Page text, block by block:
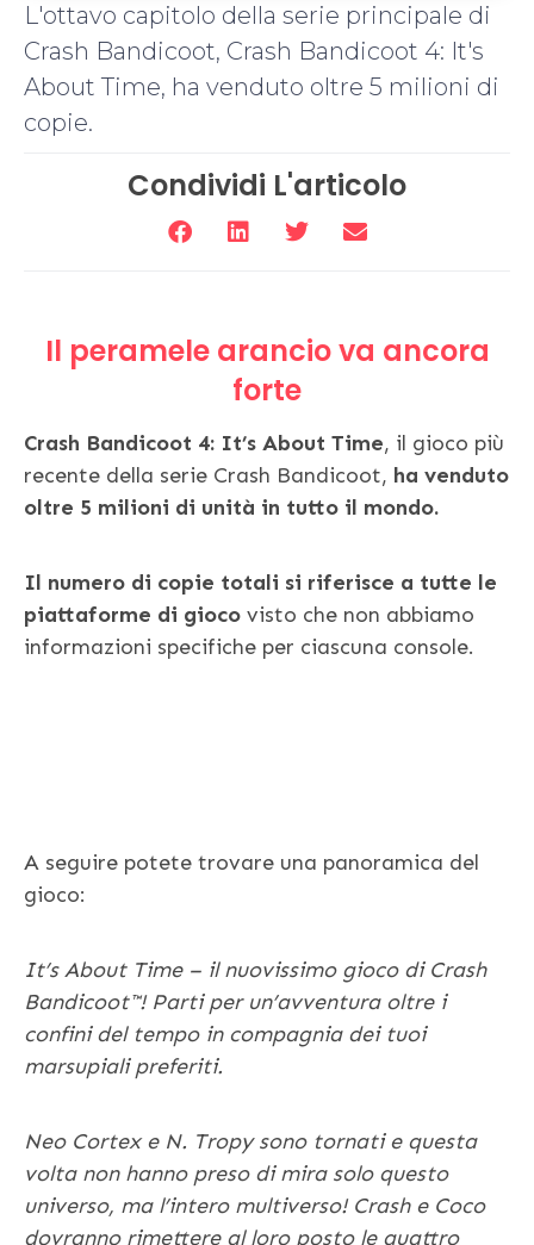
L'ottavo capitolo della serie principale di
Crash Bandicoot, Crash Bandicoot 4: It's
About Time, ha venduto oltre 5 milioni di
copie.
Condividi L'articolo
Il peramele arancio va ancora
forte
Crash Bandicoot 4: It’s About Time, il gioco più
recente della serie Crash Bandicoot, ha venduto
oltre 5 milioni di unità in tutto il mondo.
Il numero di copie totali si riferisce a tutte le
piattaforme di gioco visto che non abbiamo
informazioni specifiche per ciascuna console.
A seguire potete trovare una panoramica del
gioco:
It’s About Time – il nuovissimo gioco di Crash
Bandicoot™! Parti per un’avventura oltre i
confini del tempo in compagnia dei tuoi
marsupiali preferiti.
Neo Cortex e N. Tropy sono tornati e questa
volta non hanno preso di mira solo questo
universo, ma l’intero multiverso! Crash e Coco
dovranno rimettere al loro posto le quattro